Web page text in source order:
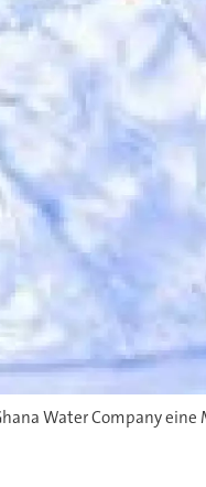
Water Company